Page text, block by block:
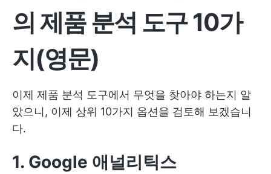
의 제품 분석 도구 10가
지(영문)
이제 제품 분석 도구에서 무엇을 찾아야 하는지 알
았으니, 이제 상위 10가지 옵션을 검토해 보겠습니
다.
1. Google 애널리틱스